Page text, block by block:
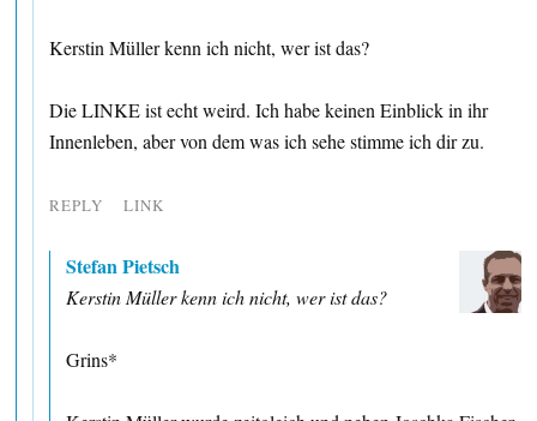
Kerstin Müller kenn ich nicht, wer ist das?
Die LINKE ist echt weird. Ich habe keinen Einblick in ihr
Innenleben, aber von dem was ich sehe stimme ich dir zu.
REPLY LINK
Stefan Pietsch
Kerstin Müller kenn ich nicht, wer ist das?
Grins*